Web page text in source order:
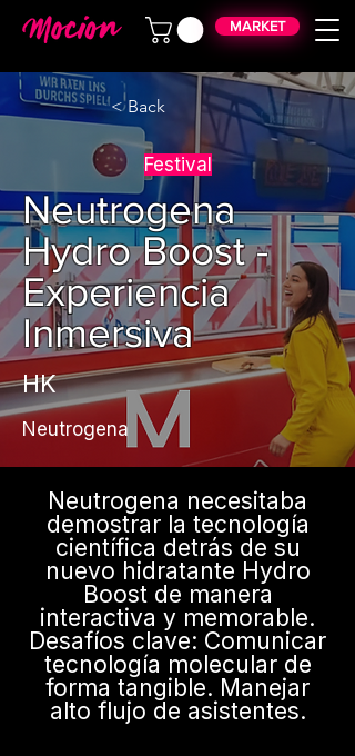
MARKET
< Back
Festival
Neutrogena
Hydro Boost -
Experiencia
Inmersiva
HK
Neutrogena
Neutrogena necesitaba
demostrar la tecnología
científica detrás de su
nuevo hidratante Hydro
Boost de manera
interactiva y memorable.
Desafíos clave: Comunicar
tecnología molecular de
forma tangible. Manejar
alto flujo de asistentes.